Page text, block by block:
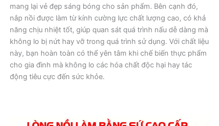
mang lại vẻ đẹp sáng bóng cho sản phẩm. Bên cạnh đó,
nắp nồi được làm từ kính cường lực chất lượng cao, có khả
năng chịu nhiệt tốt, giúp quan sát quá trình nấu dễ dàng mà
không lo bị nứt hay vỡ trong quá trình sử dụng. Với chất liệu
này, bạn hoàn toàn có thể yên tâm khi chế biến thực phẩm
cho gia đình mà không lo các hóa chất độc hại hay tác
động tiêu cực đến sức khỏe.